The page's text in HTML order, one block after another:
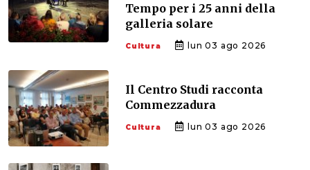
Tempo per i 25 anni della
galleria solare
Cultura lun 03 ago 2026
Il Centro Studi racconta
Commezzadura
Cultura lun 03 ago 2026